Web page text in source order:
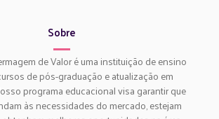
Sobre
de Valor é uma instituição de ensino
de pós-graduação e atualização em
programa educacional visa garantir que
às necessidades do mercado, estejam